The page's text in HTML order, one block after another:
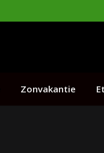
Zonvakantie